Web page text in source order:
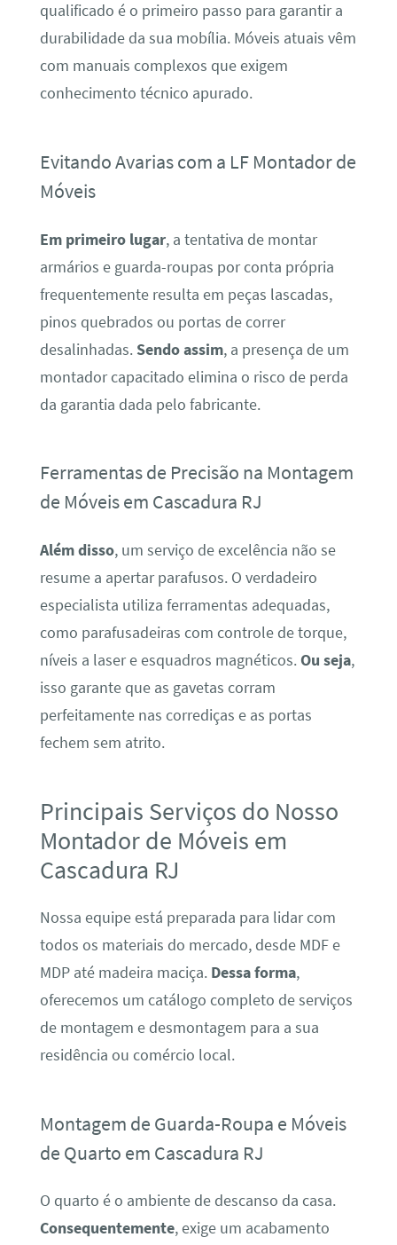
qualificado é o primeiro passo para garantir a
durabilidade da sua mobília. Móveis atuais vêm
com manuais complexos que exigem
conhecimento técnico apurado.
Evitando Avarias com a LF Montador de
Móveis
Em primeiro lugar, a tentativa de montar
armários e guarda-roupas por conta própria
frequentemente resulta em peças lascadas,
pinos quebrados ou portas de correr
desalinhadas. Sendo assim, a presença de um
montador capacitado elimina o risco de perda
da garantia dada pelo fabricante.
Ferramentas de Precisão na Montagem
de Móveis em Cascadura RJ
Além disso, um serviço de excelência não se
resume a apertar parafusos. O verdadeiro
especialista utiliza ferramentas adequadas,
como parafusadeiras com controle de torque,
níveis a laser e esquadros magnéticos.Ou seja,
isso garante que as gavetas corram
perfeitamente nas corrediças e as portas
fechem sem atrito.
Principais Serviços do Nosso
Montador de Móveis em
Cascadura RJ
Nossa equipe está preparada para lidar com
todos os materiais do mercado, desde MDF e
MDP até madeira maciça. Dessa forma,
oferecemos um catálogo completo de serviços
de montagem e desmontagem para a sua
residência ou comércio local.
Montagem de Guarda-Roupa e Móveis
de Quarto em Cascadura RJ
O quarto é o ambiente de descanso da casa.
Consequentemente, exige um acabamento